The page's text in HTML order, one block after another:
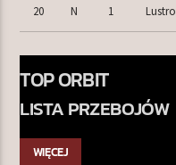
20 N 1 Lustro
TOP ORBIT
LISTA PRZEBOJÓW
WIĘCEJ